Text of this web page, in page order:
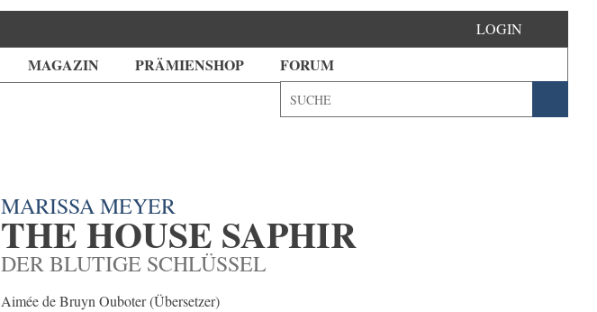
MAGAZIN PRÄMIENSHOP FORUM
LOGIN
MARISSA MEYER
THE HOUSE SAPHIR
DER BLUTIGE SCHLÜSSEL
Aimée de Bruyn Ouboter (Übersetzer)